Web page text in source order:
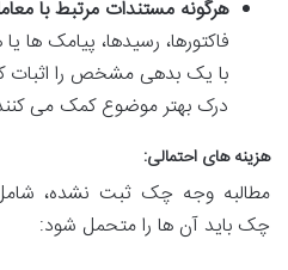
هرگونه مستندات مرتبط با
فاکتورها، رسیدها، پیامک
با یک بدهی مشخص را اثبات
درک بهتر موضوع کمک می
هزینه های احتمالی:
مطالبه وجه چک ثبت نشده،
چک باید آن ها را متحمل شود: